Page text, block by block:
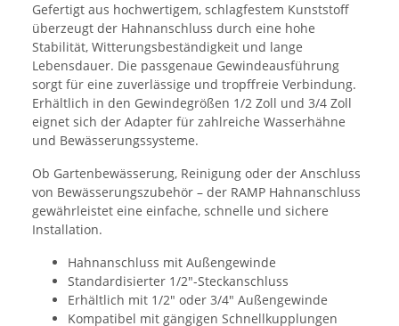
Gefertigt aus hochwertigem, schlagfestem Kunststoff
überzeugt der Hahnanschluss durch eine hohe
Stabilität, Witterungsbeständigkeit und lange
Lebensdauer. Die passgenaue Gewindeausführung
sorgt für eine zuverlässige und tropffreie Verbindung.
Erhältlich in den Gewindegrößen 1/2 Zoll und 3/4 Zoll
eignet sich der Adapter für zahlreiche Wasserhähne
und Bewässerungssysteme.
Ob Gartenbewässerung, Reinigung oder der Anschluss
von Bewässerungszubehör – der RAMP Hahnanschluss
gewährleistet eine einfache, schnelle und sichere
Installation.
Hahnanschluss mit Außengewinde
Standardisierter 1/2"-Steckanschluss
Erhältlich mit 1/2" oder 3/4" Außengewinde
Kompatibel mit gängigen Schnellkupplungen